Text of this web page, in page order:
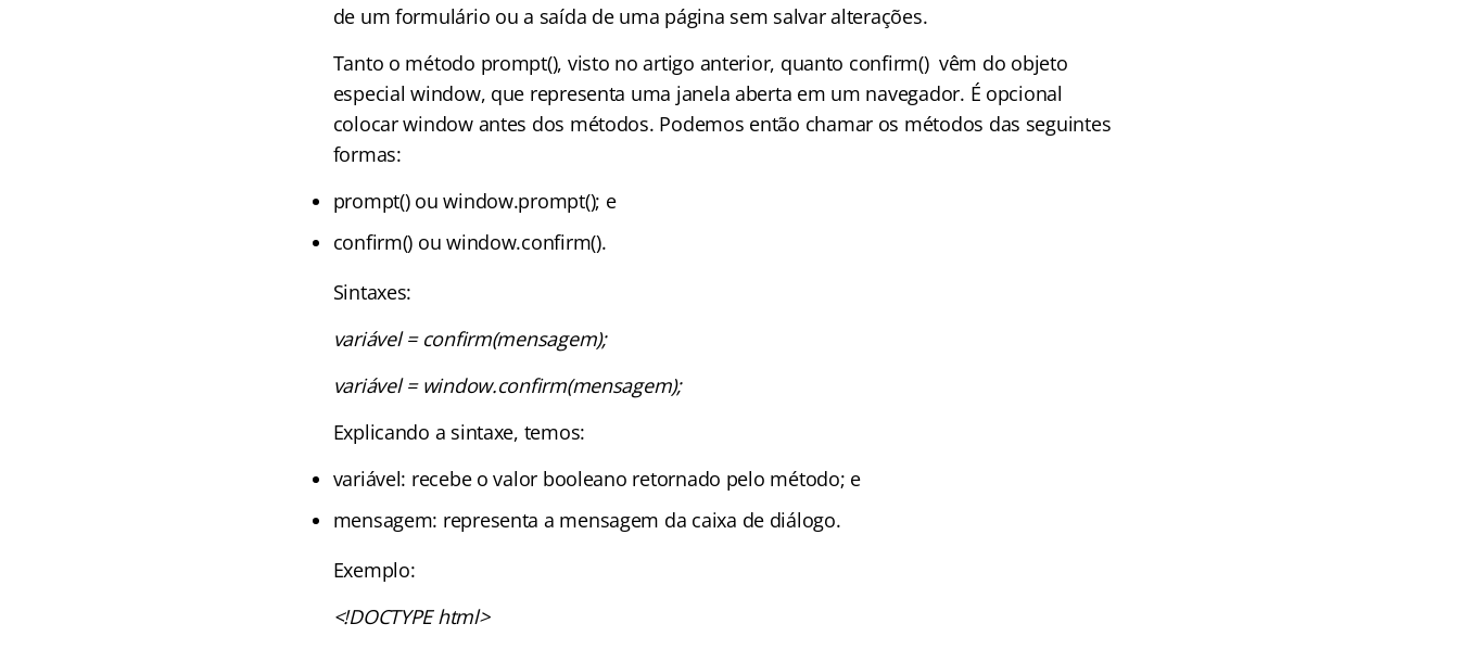
de um formulário ou a saída de uma página sem salvar alterações.
Tanto o método prompt(), visto no artigo anterior, quanto confirm() vêm do objeto
especial window, que representa uma janela aberta em um navegador. É opcional
colocar window antes dos métodos. Podemos então chamar os métodos das seguintes
formas:
prompt() ou window.prompt(); e
confirm() ou window.confirm().
Sintaxes:
variável = confirm(mensagem);
variável = window.confirm(mensagem);
Explicando a sintaxe, temos:
variável: recebe o valor booleano retornado pelo método; e
mensagem: representa a mensagem da caixa de diálogo.
Exemplo:
<!DOCTYPE html>